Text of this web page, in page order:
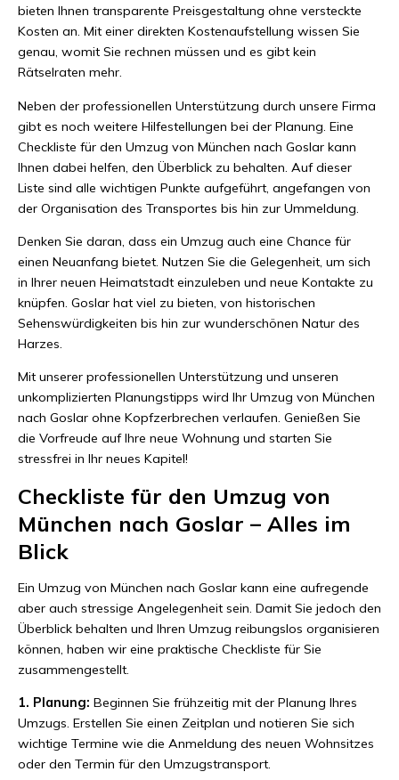
bieten Ihnen transparente Preisgestaltung ohne versteckte
Kosten an. Mit einer direkten Kostenaufstellung wissen Sie
genau, womit Sie rechnen müssen und es gibt kein
Rätselraten mehr.
Neben der professionellen Unterstützung durch unsere Firma
gibt es noch weitere Hilfestellungen bei der Planung. Eine
Checkliste für den Umzug von München nach Goslar kann
Ihnen dabei helfen, den Überblick zu behalten. Auf dieser
Liste sind alle wichtigen Punkte aufgeführt, angefangen von
der Organisation des Transportes bis hin zur Ummeldung.
Denken Sie daran, dass ein Umzug auch eine Chance für
einen Neuanfang bietet. Nutzen Sie die Gelegenheit, um sich
in Ihrer neuen Heimatstadt einzuleben und neue Kontakte zu
knüpfen. Goslar hat viel zu bieten, von historischen
Sehenswürdigkeiten bis hin zur wunderschönen Natur des
Harzes.
Mit unserer professionellen Unterstützung und unseren
unkomplizierten Planungstipps wird Ihr Umzug von München
nach Goslar ohne Kopfzerbrechen verlaufen. Genießen Sie
die Vorfreude auf Ihre neue Wohnung und starten Sie
stressfrei in Ihr neues Kapitel!
Checkliste für den Umzug von
München nach Goslar – Alles im
Blick
Ein Umzug von München nach Goslar kann eine aufregende
aber auch stressige Angelegenheit sein. Damit Sie jedoch den
Überblick behalten und Ihren Umzug reibungslos organisieren
können, haben wir eine praktische Checkliste für Sie
zusammengestellt.
1. Planung: Beginnen Sie frühzeitig mit der Planung Ihres
Umzugs. Erstellen Sie einen Zeitplan und notieren Sie sich
wichtige Termine wie die Anmeldung des neuen Wohnsitzes
oder den Termin für den Umzugstransport.